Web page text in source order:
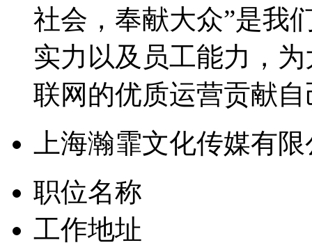
社会，奉献大众”是我
实力以及员工能力，
联网的优质运营贡献
上海瀚霏文化传媒有
职位名称
工作地址